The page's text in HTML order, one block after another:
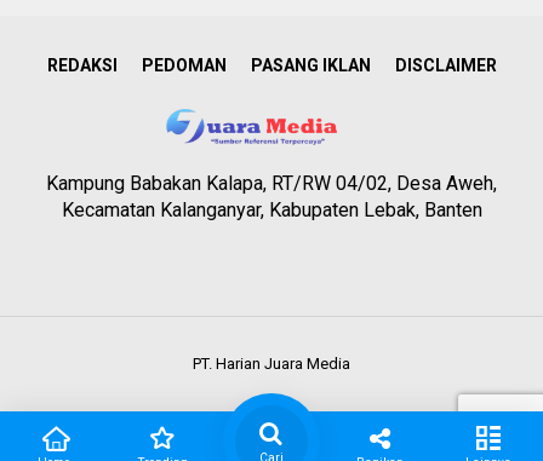
REDAKSI PEDOMAN PASANG IKLAN DISCLAIMER
Kampung Babakan Kalapa, RT/RW 04/02, Desa Aweh,
Kecamatan Kalanganyar, Kabupaten Lebak, Banten
PT. Harian Juara Media
Cari